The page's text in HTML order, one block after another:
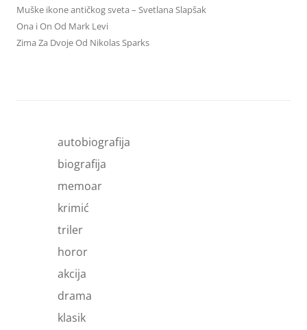
Muške ikone antičkog sveta – Svetlana Slapšak
Ona i On Od Mark Levi
Zima Za Dvoje Od Nikolas Sparks
autobiografija
biografija
memoar
krimić
triler
horor
akcija
drama
klasik